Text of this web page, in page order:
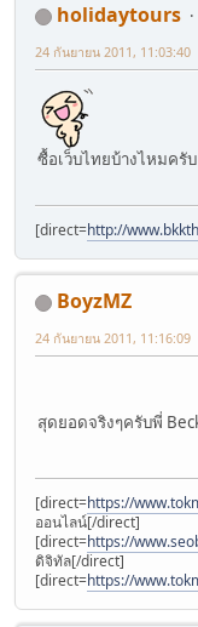
holidaytours
24 กันยายน 2011, 11:03:40
ซื้อเว็บไทยบ้างไหมครั
[direct=http://
BoyzMZ
24 กันยายน 2011, 11:16:09
สุดยอดจริงๆครับพี่
[direct=https://
ออนไลน์[/direct]
[direct=https://
ดิจิทัล[/direct]
[direct=https://